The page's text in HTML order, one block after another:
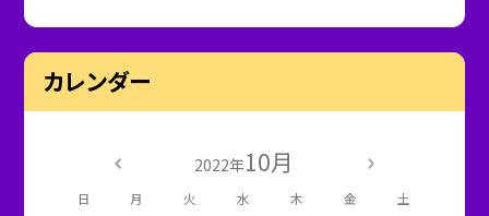
カレンダー
2022年10月
日 月 火 水 木 金 土